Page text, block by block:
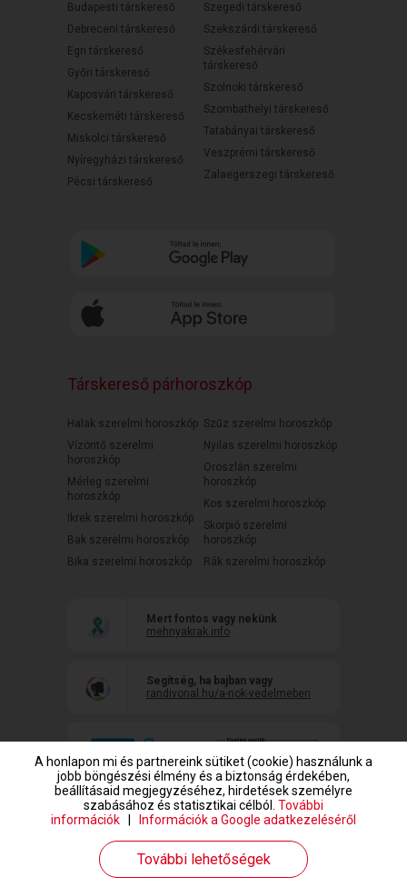
Budapesti társkereső
Debreceni társkereső
Egri társkereső
Győri társkereső
Kaposvári társkereső
Kecskeméti társkereső
Miskolci társkereső
Nyíregyházi társkereső
Pécsi társkereső
Szegedi társkereső
Szekszárdi társkereső
Székesfehérvári
társkereső
Szolnoki társkereső
Szombathelyi társkereső
Tatabányai társkereső
Veszprémi társkereső
Zalaegerszegi társkereső
Társkereső párhoroszkóp
Halak szerelmi horoszkóp
Vízöntő szerelmi
horoszkóp
Mérleg szerelmi
horoszkóp
Ikrek szerelmi horoszkóp
Bak szerelmi horoszkóp
Bika szerelmi horoszkóp
Szűz szerelmi horoszkóp
Nyilas szerelmi horoszkóp
Oroszlán szerelmi
horoszkóp
Kos szerelmi horoszkóp
Skorpió szerelmi
horoszkóp
Rák szerelmi horoszkóp
Mert fontos vagy nekünk
mehnyakrak.info
Segítség, ha bajban vagy
randivonal.hu/a-nok-vedelmeben
www.randivonal.hu © Copyright 1999-2026 Dating Central Europe Zrt.
A honlapon mi és partnereink sütiket (cookie) használunk a
jobb böngészési élmény és a biztonság érdekében,
beállításaid megjegyzéséhez, hirdetések személyre
szabásához és statisztikai célból. További
információk
Információk a Google adatkezeléséről
További lehetőségek